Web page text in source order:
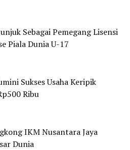
Sebagai Pemegang Lisensi
Piala Dunia U-17
Sukses Usaha Keripik
Ribu
IKM Nusantara Jaya
Dunia